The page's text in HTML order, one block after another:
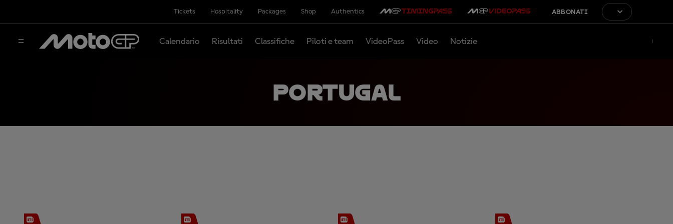
Tickets Hospitality Packages Shop Authentics ABBONATI
Calendario Risultati Classifiche Piloti e team VideoPass Video Notizie
PORTUGAL